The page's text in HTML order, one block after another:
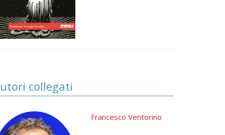
collegati
Francesco Ventorino